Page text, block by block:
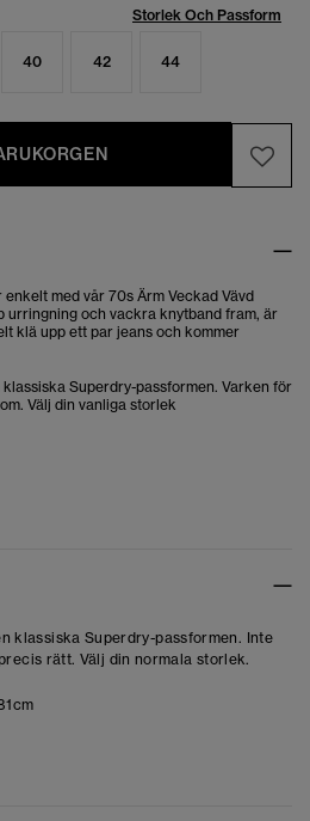
Storlek Och Passform
40 42 44
med vår 70s Ärm Veckad Vävd
urringning och vackra knytband fram, är
klä upp ett par jeans och kommer
Superdry-passformen. Varken för
Välj din vanliga storlek
klassiska Superdry-passformen. Inte
rätt. Välj din normala storlek.